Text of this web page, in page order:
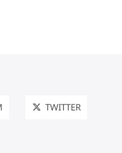
TWITTER